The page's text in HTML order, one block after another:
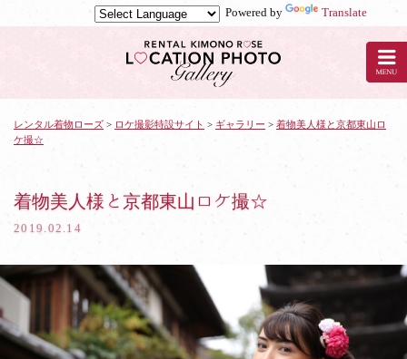
Powered by
Translate
ル
ー
ロ
ケ
撮
影：
着
レンタル着物ローズ > ロケ撮影特設サイト > ギャラリー > 着物美人様と京都東山ロ
ケ撮☆
着物美人様と京都東山ロケ撮☆
2019.02.14